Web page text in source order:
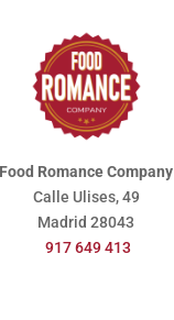
Food Romance Company
Calle Ulises, 49
Madrid 28043
917 649 413